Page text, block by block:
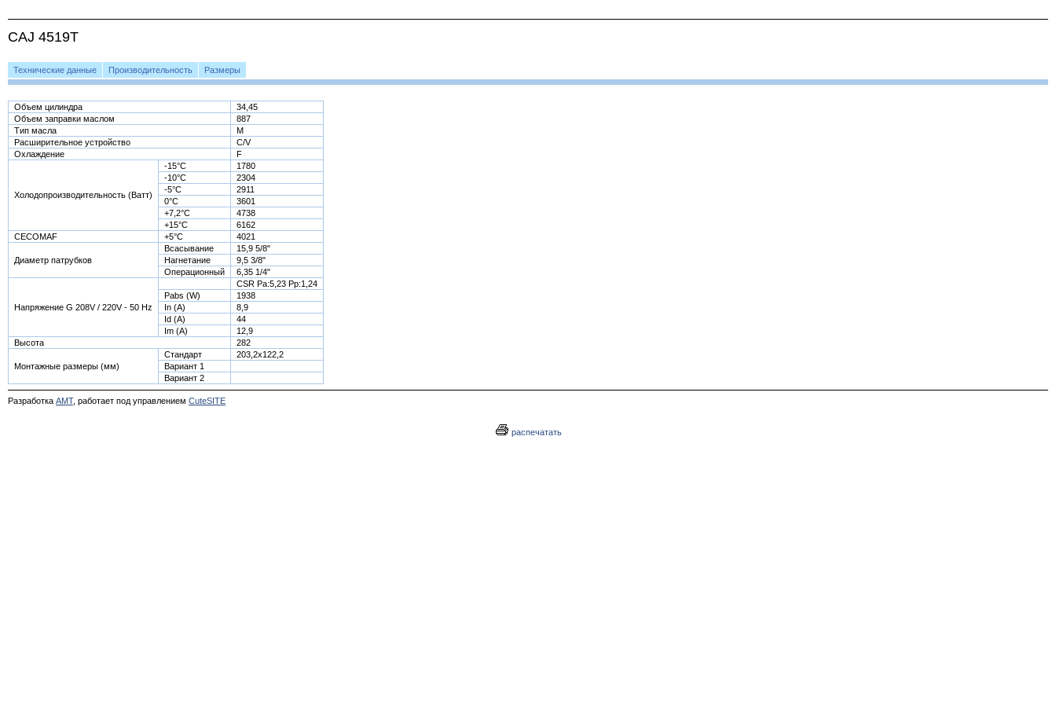
CAJ 4519T
Технические данные Производительность Размеры
Объем цилиндра
34,45
Объем заправки маслом
887
Тип масла
M
Расширительное устройство
C/V
Охлаждение
F
Холодопроизводительность (Ватт)
-15°С
1780
-10°С
2304
-5°С
2911
0°С
3601
+7,2°С
4738
+15°С
6162
CECOMAF
+5°С 4021
Диаметр патрубков
Всасывание
15,9 5/8"
Нагнетание
9,5 3/8"
Операционный
6,35 1/4"
Напряжение G 208V / 220V - 50 Hz
CSR Pa:5,23 Pp:1,24
Pabs (W)
1938
In (A)
8,9
Id (A)
44
Im (A)
12,9
Высота
282
Монтажные размеры (мм)
Стандарт
203,2x122,2
Вариант 1
Вариант 2
Разработка АМТ, работает под управлением CuteSITE
распечатать